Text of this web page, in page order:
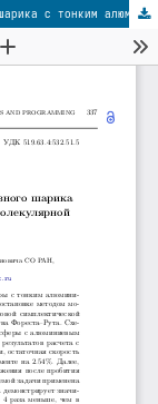
Численное моделирование соударения железного шарика с тонким алюминиевым экраном методом молекулярной динамики